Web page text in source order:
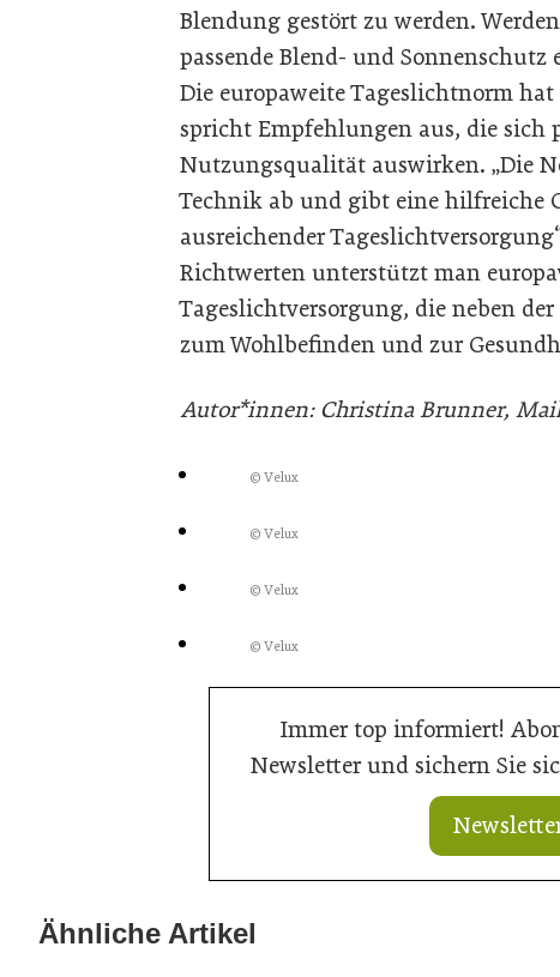
Blendung gestört zu werden.
passende Blend- und Sonnenschutz
Die europaweite Tageslichtnorm
spricht Empfehlungen aus, die sich
Nutzungsqualität auswirken. „Die
Technik ab und gibt eine hilfreiche
ausreichender
Richtwerten unterstützt man
Tageslichtversorgung, die neben
zum Wohlbefinden und zur
Autor*innen: Christina Brunner,
© Velux
© Velux
© Velux
© Velux
Immer top informiert!
Newsletter und sichern Sie
Ähnliche Artikel
Ringer mit neuem Schalungskit für